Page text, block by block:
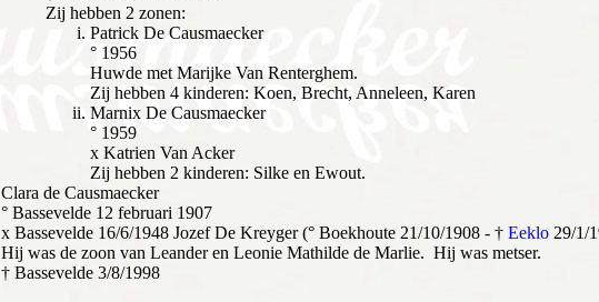
Zij hebben 2 zonen:
Patrick De Causmaecker
° 1956
Huwde met Marijke Van Renterghem.
Zij hebben 4 kinderen: Koen, Brecht, Anneleen, Karen
Marnix De Causmaecker
° 1959
x Katrien Van Acker
Zij hebben 2 kinderen: Silke en Ewout.
Clara de Causmaecker
° Bassevelde 12 februari 1907
x Bassevelde 16/6/1948 Jozef De Kreyger (° Boekhoute 21/10/1908 - † Eeklo 29/1/
Hij was de zoon van Leander en Leonie Mathilde de Marlie. Hij was metser.
† Bassevelde 3/8/1998